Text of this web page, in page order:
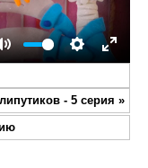
Mute Settings
Enter
- 5 серия »